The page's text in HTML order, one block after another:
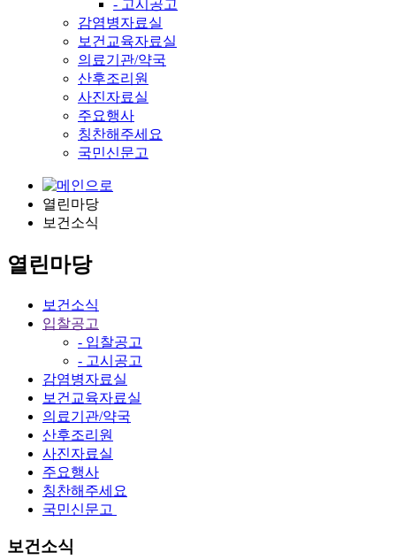
- 고시공고
감염병자료실
보건교육자료실
의료기관/약국
산후조리원
사진자료실
주요행사
칭찬해주세요
국민신문고
열린마당
보건소식
열린마당
보건소식
입찰공고
- 입찰공고
- 고시공고
감염병자료실
보건교육자료실
의료기관/약국
산후조리원
사진자료실
주요행사
칭찬해주세요
국민신문고
보건소식